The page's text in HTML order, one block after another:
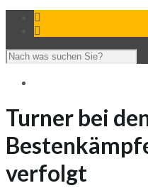
Turner bei
verfolgt